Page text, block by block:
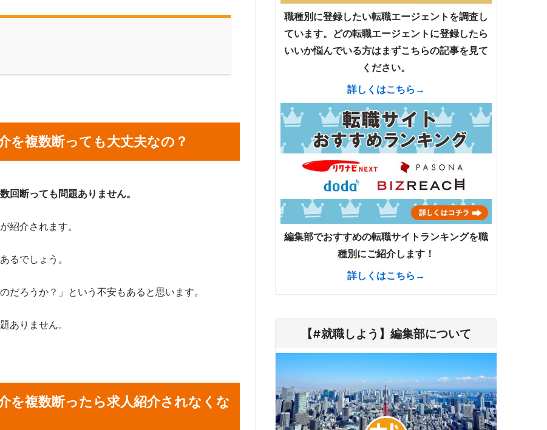
を複数断っても大丈夫なの？
回断っても問題ありません。
紹介されます。
るでしょう。
だろうか？」という不安もあると思います。
ありません。
を複数断ったら求人紹介されなくな
職種別に登録したい転職エージェントを調査し
ています。どの転職エージェントに登録したら
いいか悩んでいる方はまずこちらの記事を見て
ください。
詳しくはこちら→
編集部でおすすめの転職サイトランキングを職
種別にご紹介します！
詳しくはこちら→
【#就職しよう】編集部について